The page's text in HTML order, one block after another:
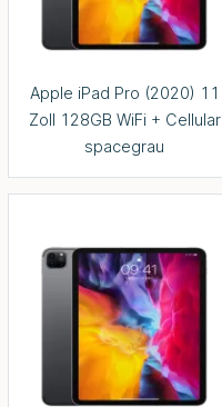
Apple iPad Pro (2020) 11
Zoll 128GB WiFi + Cellular
spacegrau